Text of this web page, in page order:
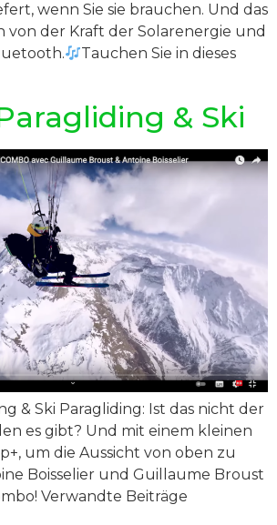
wenn Sie sie brauchen. Und das
von der Kraft der Solarenergie und
Tauchen Sie in dieses
& Ski
& Ski Paragliding: Ist das nicht der
es gibt? Und mit einem kleinen
um die Aussicht von oben zu
Boisselier und Guillaume Broust
Verwandte Beiträge